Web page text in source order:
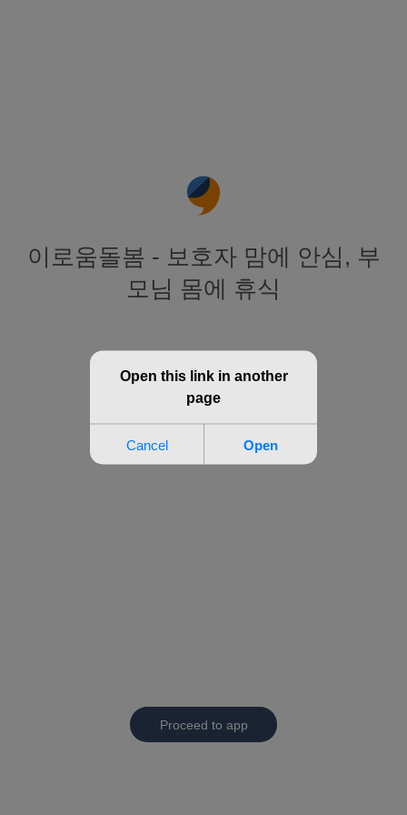
이로움돌봄 - 보호자 맘에 안심, 부
모님 몸에 휴식
Proceed to app